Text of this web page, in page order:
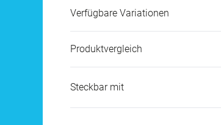
Verfügbare Variationen
Produktvergleich
Steckbar mit